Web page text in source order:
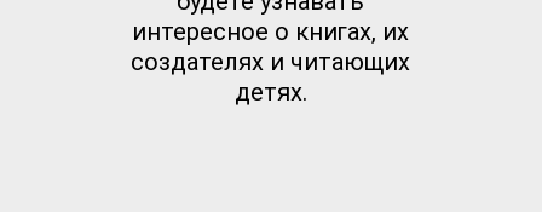
интересное о книгах, их
создателях и читающих
детях.